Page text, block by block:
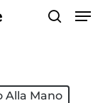
Menu
Alla Mano